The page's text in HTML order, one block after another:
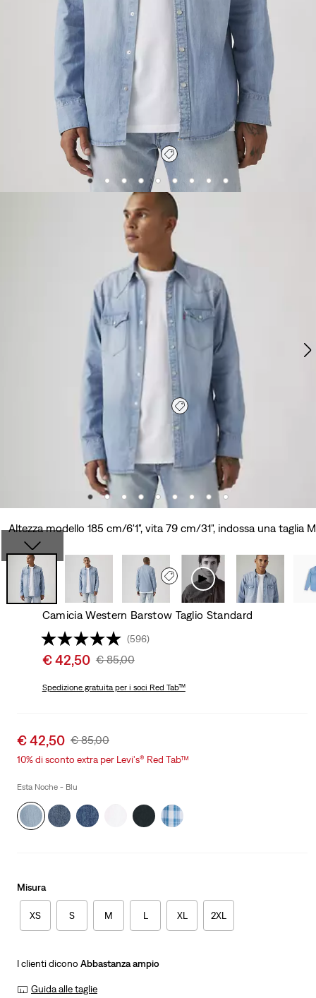
Altezza modello 185 cm/6'1", vita 79 cm/31", indossa una taglia M
Camicia Western Barstow Taglio Standard
(596)
Sale
is
€ 42,50 Original
Was
€ 85,00
Spedizione gratuitaper i soci Red Tab™
Sale
price
€ 42,50 Original
Price
€ 85,00
10% di sconto extra per Levi's® Red Tab™
Esta Noche - Blu
Misura
XS S M L XL 2XL
I clienti dicono Abbastanza ampio
Guida alle taglie